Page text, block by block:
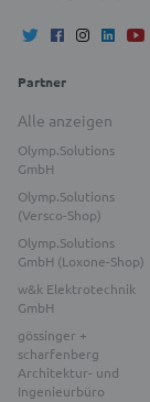
Partner
Alle anzeigen
Olymp.Solutions
GmbH
Olymp.Solutions
(Versco-Shop)
Olymp.Solutions
GmbH (Loxone-Shop)
w&k Elektrotechnik
GmbH
gössinger +
scharfenberg
Architektur- und
Ingenieurbüro